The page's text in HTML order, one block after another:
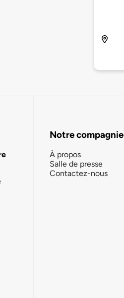
Notre compagnie
À propos
Salle de presse
Contactez-nous